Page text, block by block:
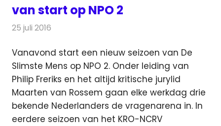
van start op NPO 2
25 juli 2016
Vanavond start een nieuw seizoen van De
Slimste Mens op NPO 2. Onder leiding van
Philip Freriks en het altijd kritische jurylid
Maarten van Rossem gaan elke werkdag drie
bekende Nederlanders de vragenarena in. In
eerdere seizoen van het KRO-NCRV